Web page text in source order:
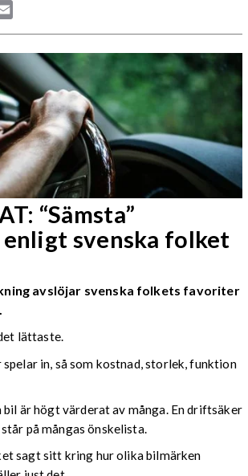
“Sämsta”
svenska folket
avslöjar svenska folkets favoriter
lättaste.
in, så som kostnad, storlek, funktion
bil är högt värderat av många. En driftsäker
på mångas önskelista.
sagt sitt kring hur olika bilmärken